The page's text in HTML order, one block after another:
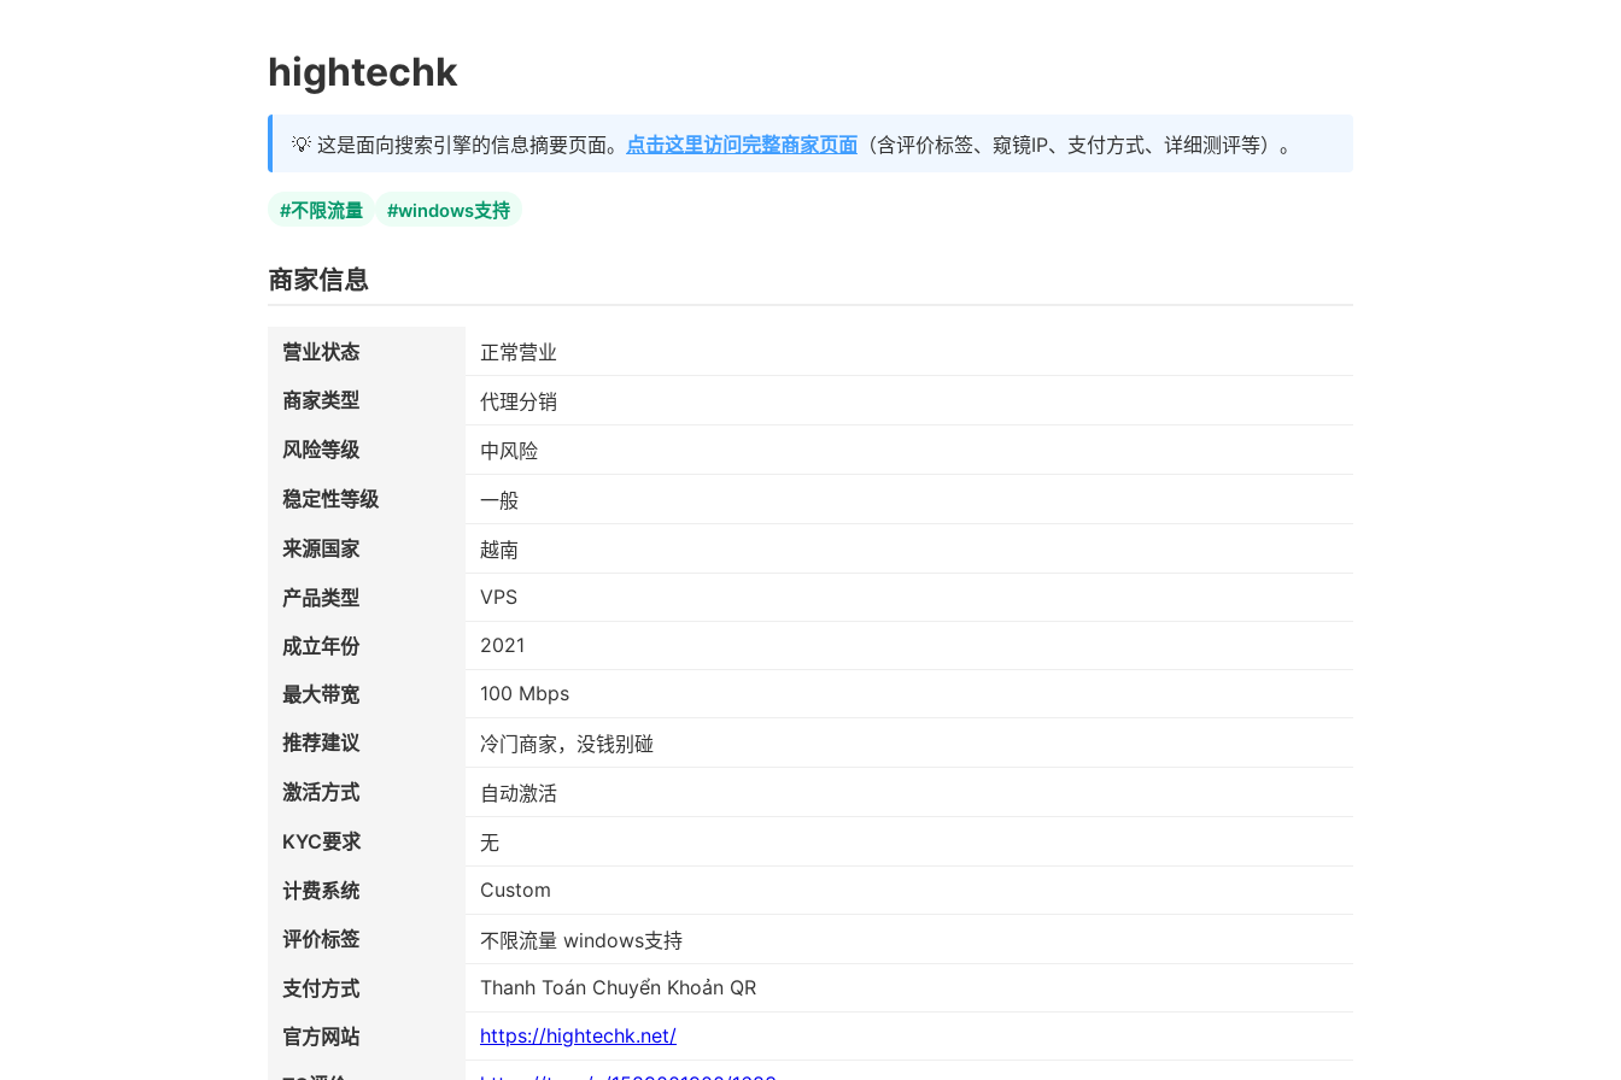
hightechk
💡 这是面向搜索引擎的信息摘要页面。 点击这里访问完整商家页面 （含评价标签、窥镜IP、支付方式、详细测评等）。
#不限流量 #windows支持
商家信息
营业状态
正常营业
商家类型
代理分销
风险等级
中风险
稳定性等级
一般
来源国家
越南
产品类型
VPS
成立年份 2021
最大带宽 100 Mbps
推荐建议
冷门商家，没钱别碰
激活方式
自动激活
KYC要求
无
计费系统
Custom
评价标签
不限流量 windows支持
支付方式
Thanh Toán Chuyển Khoản QR
官方网站 https://hightechk.net/